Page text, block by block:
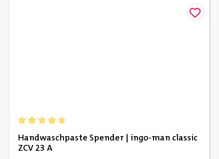
Handwaschpaste Spender | ingo-man classic
ZCV 23 A